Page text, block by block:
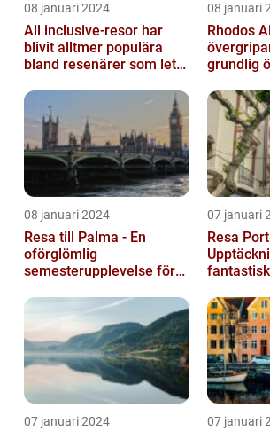
08 januari 2024
All inclusive-resor har
blivit alltmer populära
bland resenärer som letar
omtä...
08 januari
Rhodos
grundlig
08 januari 2024
Resa till Palma - En
oförglömlig
semesterupplevelse för
07 januari
Resa
07 januari 2024 07 januari